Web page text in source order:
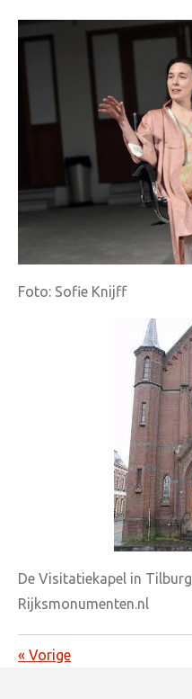
Foto: Sofie Knijff
De Visitatiekapel in Tilburg
Rijksmonumenten.nl
« Vorige